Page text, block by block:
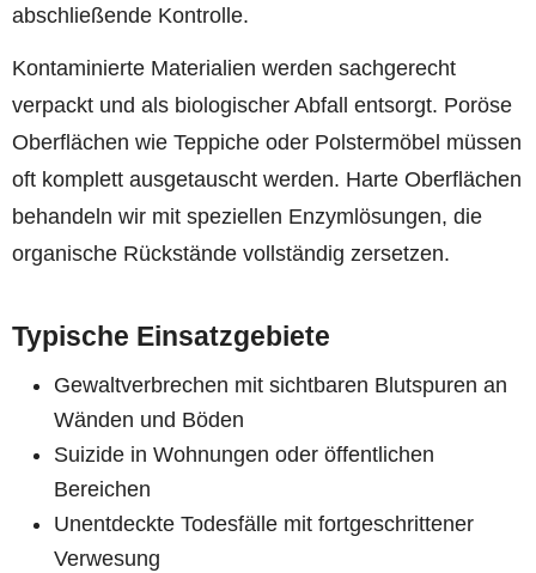
abschließende Kontrolle.
Kontaminierte Materialien werden sachgerecht
verpackt und als biologischer Abfall entsorgt. Poröse
Oberflächen wie Teppiche oder Polstermöbel müssen
oft komplett ausgetauscht werden. Harte Oberflächen
behandeln wir mit speziellen Enzymlösungen, die
organische Rückstände vollständig zersetzen.
Typische Einsatzgebiete
Gewaltverbrechen mit sichtbaren Blutspuren an
Wänden und Böden
Suizide in Wohnungen oder öffentlichen
Bereichen
Unentdeckte Todesfälle mit fortgeschrittener
Verwesung